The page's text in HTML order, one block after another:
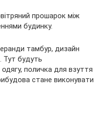
прошарок між
будинку.
тамбур, дизайн
Тут будуть
поличка для взуття
стане виконувати